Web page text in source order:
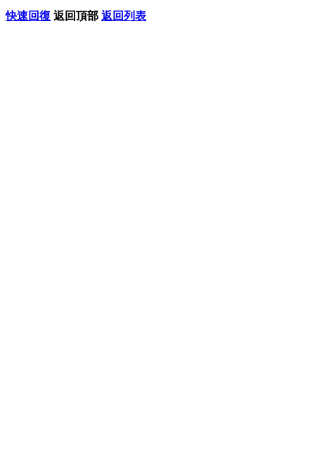
快速回復 返回頂部 返回列表